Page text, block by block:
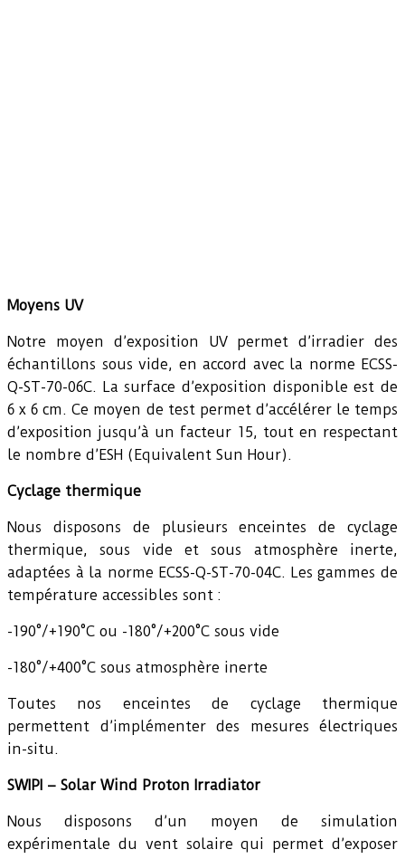
Moyens UV
Notre moyen d’exposition UV permet d’irradier des
échantillons sous vide, en accord avec la norme ECSS-
Q-ST-70-06C. La surface d’exposition disponible est de
6 x 6 cm. Ce moyen de test permet d’accélérer le temps
d’exposition jusqu’à un facteur 15, tout en respectant
le nombre d’ESH (Equivalent Sun Hour).
Cyclage thermique
Nous disposons de plusieurs enceintes de cyclage
thermique, sous vide et sous atmosphère inerte,
adaptées à la norme ECSS-Q-ST-70-04C. Les gammes de
température accessibles sont :
-190°/+190°C ou -180°/+200°C sous vide
-180°/+400°C sous atmosphère inerte
Toutes nos enceintes de cyclage thermique
permettent d’implémenter des mesures électriques
in-situ.
SWIPI – Solar Wind Proton Irradiator
Nous disposons d’un moyen de simulation
expérimentale du vent solaire qui permet d’exposer